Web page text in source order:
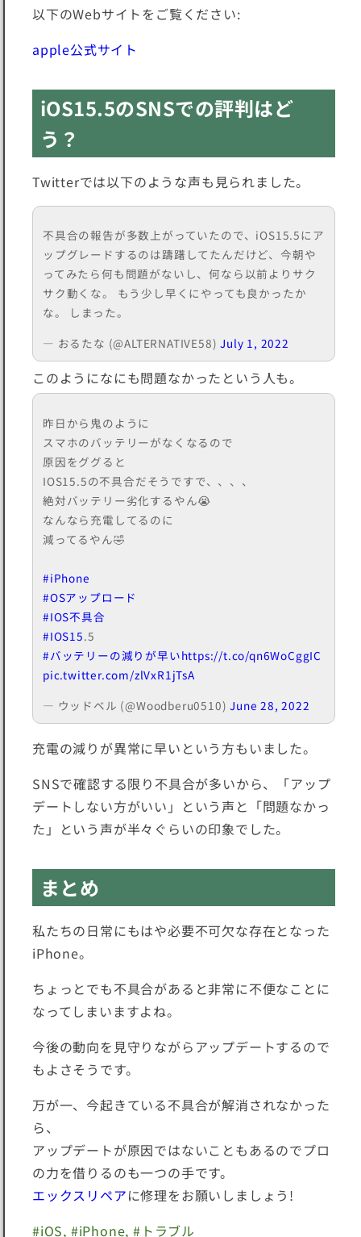
以下のWebサイトをご覧ください:
apple公式サイト
iOS15.5のSNSでの評判はど
う？
Twitterでは以下のような声も見られました。
不具合の報告が多数上がっていたので、iOS15.5にア
ップグレードするのは躊躇してたんだけど、今朝や
ってみたら何も問題がないし、何なら以前よりサク
サク動くな。 もう少し早くにやっても良かったか
な。 しまった。
— おるたな (@ALTERNATIVE58)July 1, 2022
このようになにも問題なかったという人も。
昨日から鬼のように
スマホのバッテリーがなくなるので
原因をググると
IOS15.5の不具合だそうですで、、、、
絶対バッテリー劣化するやん😭
なんなら充電してるのに
減ってるやん🤣
#iPhone
#OSアップロード
#IOS不具合
#IOS15.5
#バッテリーの減りが早いhttps://t.co/qn6WoCggIC
pic.twitter.com/zlVxR1jTsA
— ウッドベル (@Woodberu0510)June 28, 2022
充電の減りが異常に早いという方もいました。
SNSで確認する限り不具合が多いから、「アップ
デートしない方がいい 」という声と「問題なかっ
た 」という声が半々ぐらいの印象でした。
まとめ
私たちの日常にもはや必要不可欠な存在となった
iPhone。
ちょっとでも不具合があると非常に不便なことに
なってしまいますよね。
今後の動向を見守りながらアップデートするので
もよさそうです。
万が一、今起きている不具合が解消されなかった
ら、
アップデートが原因ではないこともあるのでプロ
の力を借りるのも一つの手です。
エックスリペアに修理をお願いしましょう!
#iOS, #iPhone, # トラブル